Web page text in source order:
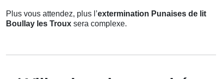
Plus vous attendez, plus l’extermination Punaises de lit
Boullay les Troux sera complexe.